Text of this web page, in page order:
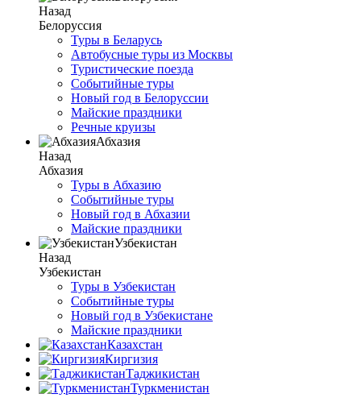
Назад
Белоруссия
Туры в Беларусь
Автобусные туры из Москвы
Туристические поезда
Событийные туры
Новый год в Белоруссии
Майские праздники
Речные круизы
Абхазия
Назад
Абхазия
Туры в Абхазию
Событийные туры
Новый год в Абхазии
Майские праздники
Узбекистан
Назад
Узбекистан
Туры в Узбекистан
Событийные туры
Новый год в Узбекистане
Майские праздники
Казахстан
Киргизия
Таджикистан
Туркменистан